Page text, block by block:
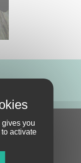
you
activate